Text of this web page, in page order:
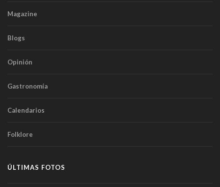
Magazine
Blogs
Opinión
Gastronomía
Calendarios
Folklore
ÚLTIMAS FOTOS